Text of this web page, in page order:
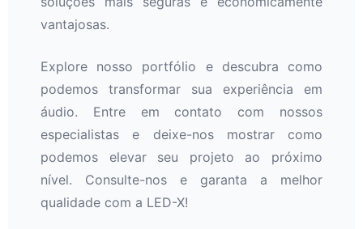
vantajosas.
Explore nosso portfólio e descubra como
podemos transformar sua experiência em
áudio. Entre em contato com nossos
especialistas e deixe-nos mostrar como
podemos elevar seu projeto ao próximo
nível. Consulte-nos e garanta a melhor
qualidade com a LED-X!